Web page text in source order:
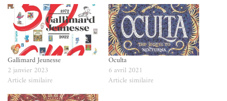
Gallimard Jeunesse
2 janvier 2023
Article similaire
Oculta
6 avril 2021
Article similaire